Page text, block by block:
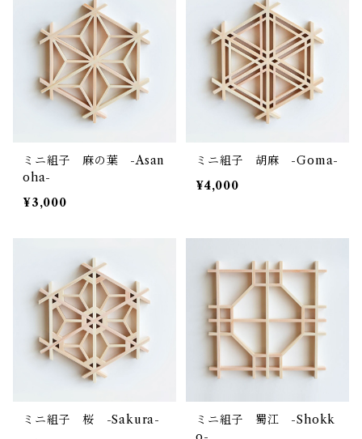
ミニ組子 麻の葉 -Asan
oha-
¥3,000
ミニ組子 胡麻 -Goma-
¥4,000
ミニ組子 桜 -Sakura-
ミニ組子 蜀江 -Shokk